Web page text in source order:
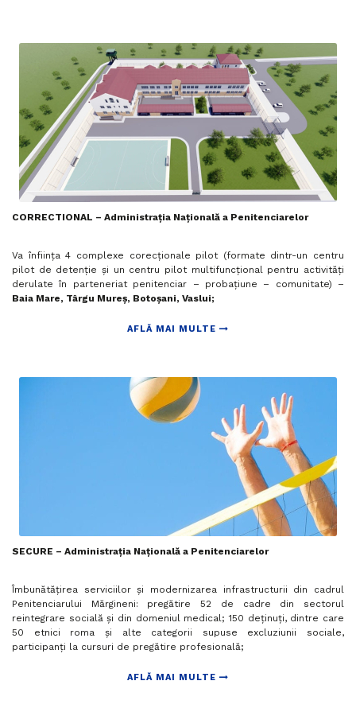
CORRECTIONAL – Administrația Națională a Penitenciarelor
Va înființa 4 complexe corecționale pilot (formate dintr-un centru
pilot de detenție și un centru pilot multifuncțional pentru activități
derulate în parteneriat penitenciar – probațiune – comunitate) –
Baia Mare, Târgu Mureș, Botoșani, Vaslui;
AFLĂ MAI MULTE
SECURE – Administrația Națională a Penitenciarelor
Îmbunătățirea serviciilor și modernizarea infrastructurii din cadrul
Penitenciarului Mărgineni: pregătire 52 de cadre din sectorul
reintegrare socială și din domeniul medical; 150 deținuți, dintre care
50 etnici roma și alte categorii supuse excluziunii sociale,
participanți la cursuri de pregătire profesională;
AFLĂ MAI MULTE